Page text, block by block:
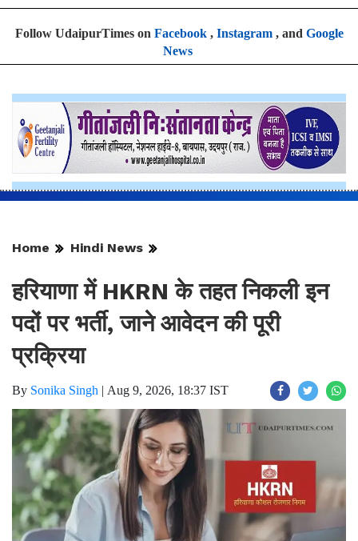
Follow UdaipurTimes on Facebook, Instagram, and Google
News
Home Hindi News
हरियाणा में HKRN के तहत निकली इन
पदों पर भर्ती, जाने आवेदन की पूरी
प्रक्रिया
By Sonika Singh | Aug 9, 2026, 18:37 IST